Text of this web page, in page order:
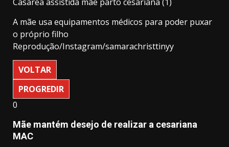
A mãe usa equipamentos médicos para poder puxar
o próprio filho
Reprodução/Instagram/samarachristtinyy
VOLTAR
PROGREDIR
0
Mãe mantém desejo de realizar a cesariana
MAC